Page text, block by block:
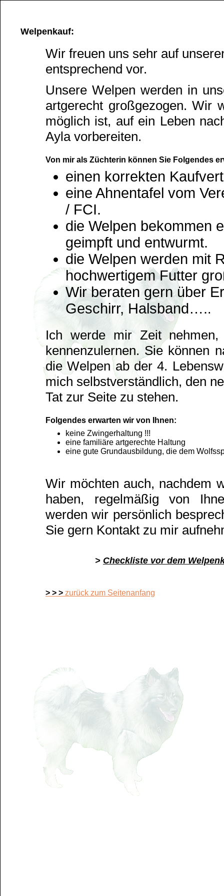
Welpenkauf:
Wir freuen uns sehr auf
entsprechend vor.
Unsere Welpen werden in
artgerecht großgezogen. Wir
möglich ist, auf ein Leben
Ayla vorbereiten.
Von mir als Züchterin können Sie Folgendes
einen korrekten
eine Ahnentafel vom
/ FCI.
die Welpen bekommen
geimpft und entwurmt.
die Welpen werden mit
hochwertigem Futter
Wir beraten gern über
Geschirr, Halsband…..
Ich werde mir Zeit nehmen,
kennenzulernen. Sie können
die Welpen ab der 4.
mich selbstverständlich, den
Tat zur Seite zu stehen.
Folgendes erwarten wir von Ihnen:
keine Zwingerhaltung !!!
eine familiäre artgerechte Haltung
eine gute Grundausbildung, die dem
Wir möchten auch, nachdem
haben, regelmäßig von
werden wir persönlich
Sie gern Kontakt zu mir
> Checkliste vor dem
> > > zurück zum Seitenanfang